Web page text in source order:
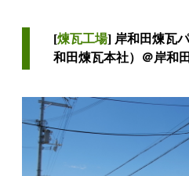
[煉瓦工場] 岸和田煉瓦
和田煉瓦本社）＠岸和